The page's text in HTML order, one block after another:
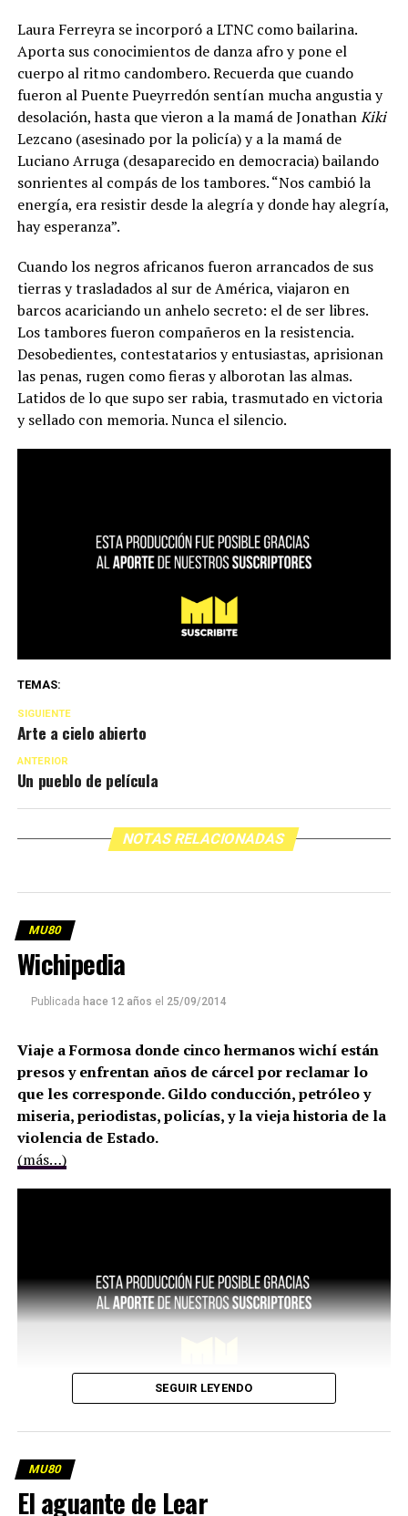
Laura Ferreyra se incorporó a LTNC como bailarina.
Aporta sus conocimientos de danza afro y pone el
cuerpo al ritmo candombero. Recuerda que cuando
fueron al Puente Pueyrredón sentían mucha angustia y
desolación, hasta que vieron a la mamá de JonathanKiki
Lezcano (asesinado por la policía) y a la mamá de
Luciano Arruga (desaparecido en democracia) bailando
sonrientes al compás de los tambores.“Nos cambió la
energía, era resistir desde la alegría y donde hay alegría,
hay esperanza”.
Cuando los negros africanos fueron arrancados de sus
tierras y trasladados al sur de América, viajaron en
barcos acariciando un anhelo secreto: el de ser libres.
Los tambores fueron compañeros en la resistencia.
Desobedientes, contestatarios y entusiastas, aprisionan
las penas, rugen como fieras y alborotan las almas.
Latidos de lo que supo ser rabia, trasmutado en victoria
y sellado con memoria. Nunca el silencio.
TEMAS:
SIGUIENTE
Arte a cielo abierto
ANTERIOR
Un pueblo de película
NOTAS RELACIONADAS
MU80
Wichipedia
Publicada hace 12 años el 25/09/2014
Viaje a Formosa donde cinco hermanos wichí están
presos y enfrentan años de cárcel por reclamar lo
que les corresponde. Gildo conducción, petróleo y
miseria, periodistas, policías, y la vieja historia de la
violencia de Estado.
(más…)
SEGUIR LEYENDO
MU80
El aguante de Lear